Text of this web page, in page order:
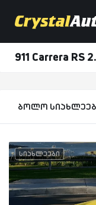
911 Carrera RS
ბოლო
სიახლეები